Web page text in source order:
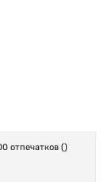
отпечатков ()